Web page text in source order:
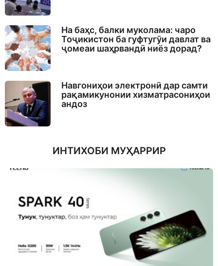
На баҳс, балки муколама: чаро
Тоҷикистон ба гуфтугӯи давлат ва
ҷомеаи шаҳрвандӣ ниёз дорад?
Навгониҳои электронӣ дар самти
рақамикунонии хизматрасониҳои
андоз
ИНТИХОБИ МУҲАРРИР